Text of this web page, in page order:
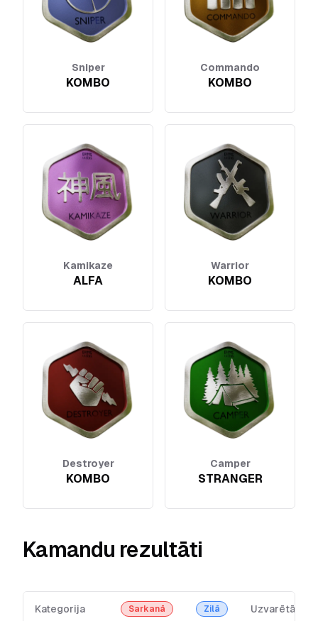
Sniper
KOMBO
Commando
KOMBO
Kamikaze
ALFA
Warrior
KOMBO
Destroyer
KOMBO
Camper
STRANGER
Kamandu rezultāti
Kategorija Sarkanā Zilā Uzvarētājs